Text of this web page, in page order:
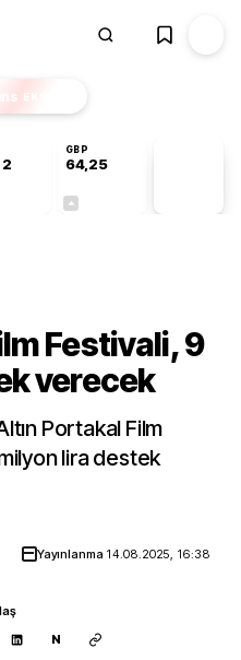
EKSTRA
GBP
64,25
Festivali, 9
verecek
Portakal Film
lira destek
Yayınlanma 14.08.2025, 16:38
N